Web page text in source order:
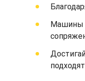
Машины